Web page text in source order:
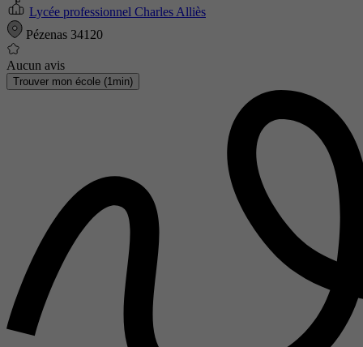
Lycée professionnel Charles Alliès
Pézenas 34120
Aucun avis
Trouver mon école (1min)